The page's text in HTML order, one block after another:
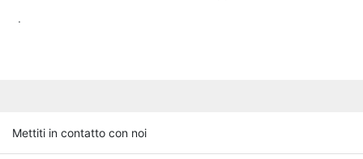
.
Mettiti in contatto con noi